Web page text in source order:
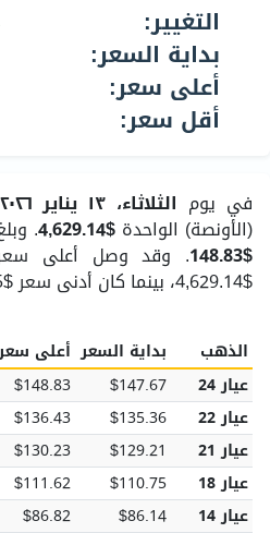
التغيير:
بداية السعر:
أعلى سعر:
أقل سعر:
في يوم الثلاثاء، ١٣ يناير ٢٠٢٦
(الأونصة) الواحدة $4,629.14
.
$148.83 . وقد وصل أعلى
$4,629.14، بينما كان أدنى سعر $4,581.05.
الذهب بداية السعر أعلى سعر
عيار 24
$147.67
$148.83
عيار 22
$135.36
$136.43
عيار 21
$129.21
$130.23
عيار 18
$110.75
$111.62
عيار 14
$86.14
$86.82